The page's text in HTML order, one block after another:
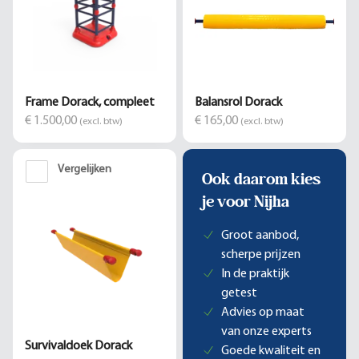
Frame Dorack, compleet
€ 1.500,00 (excl. btw)
Balansrol Dorack
€ 165,00 (excl. btw)
Vergelijken
Survivaldoek Dorack
Ook daarom kies
je voor Nijha
Groot aanbod,
scherpe prijzen
In de praktijk
getest
Advies op maat
van onze experts
Goede kwaliteit en